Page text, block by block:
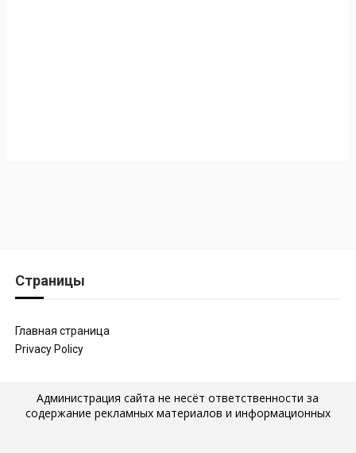
Страницы
Главная страница
Privacy Policy
Администрация сайта не несёт ответственности за
содержание рекламных материалов и информационных